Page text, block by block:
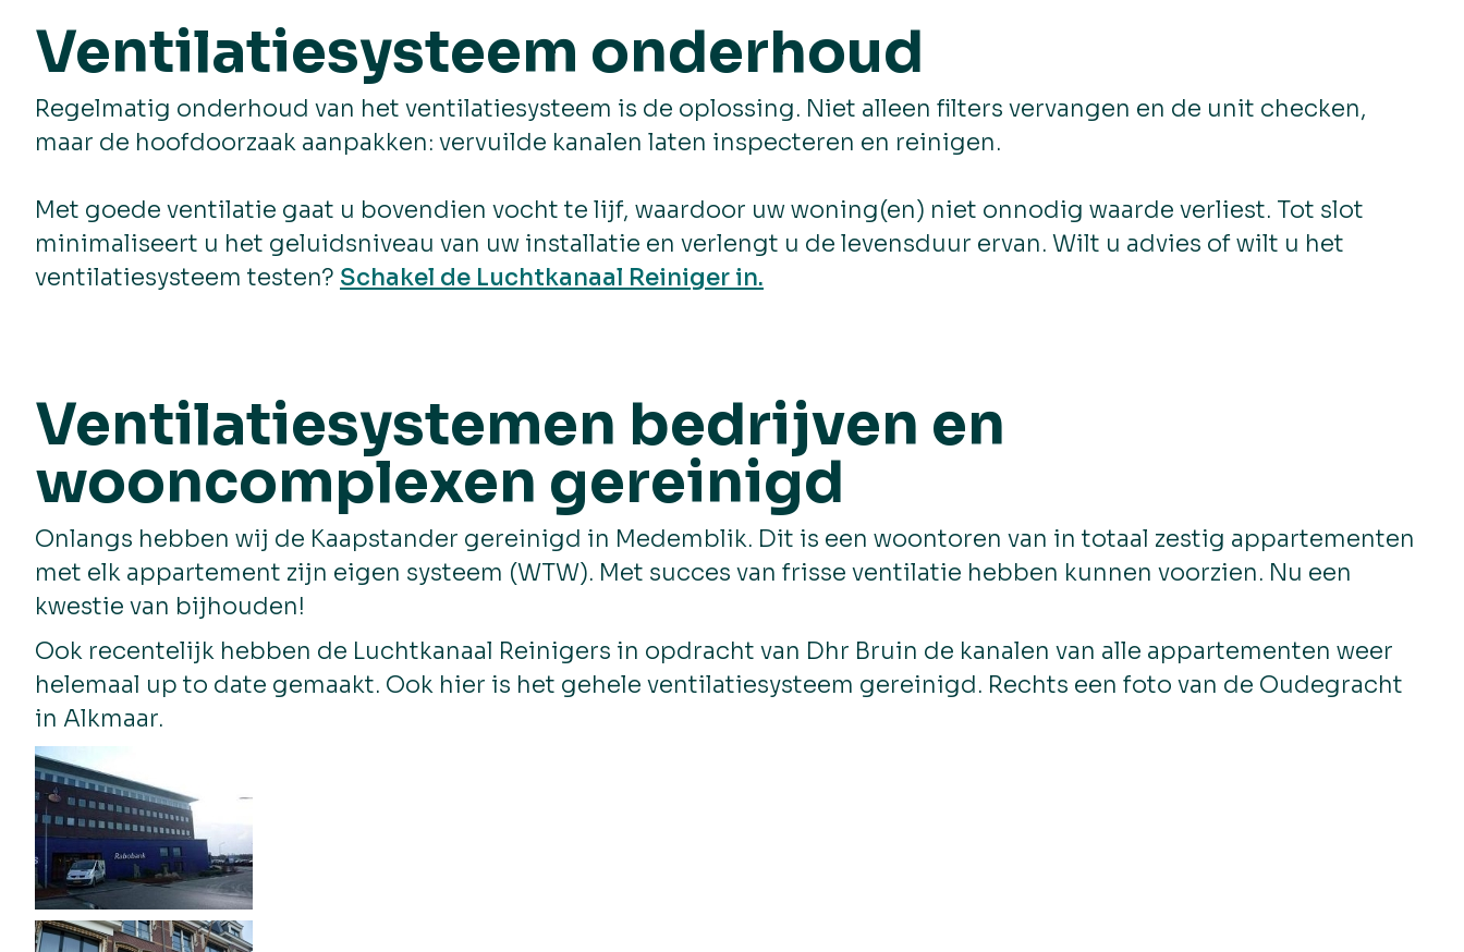
Ventilatiesysteem onderhoud
Regelmatig onderhoud van het ventilatiesysteem is de oplossing. Niet alleen filters vervangen en de unit checken,
maar de hoofdoorzaak aanpakken: vervuilde kanalen laten inspecteren en reinigen.
Met goede ventilatie gaat u bovendien vocht te lijf, waardoor uw woning(en) niet onnodig waarde verliest. Tot slot
minimaliseert u het geluidsniveau van uw installatie en verlengt u de levensduur ervan. Wilt u advies of wilt u het
ventilatiesysteem testen? Schakel de Luchtkanaal Reiniger in.
Ventilatiesystemen bedrijven en
wooncomplexen gereinigd
Onlangs hebben wij de Kaapstander gereinigd in Medemblik. Dit is een woontoren van in totaal zestig appartementen
met elk appartement zijn eigen systeem (WTW). Met succes van frisse ventilatie hebben kunnen voorzien. Nu een
kwestie van bijhouden!
Ook recentelijk hebben de Luchtkanaal Reinigers in opdracht van Dhr Bruin de kanalen van alle appartementen weer
helemaal up to date gemaakt. Ook hier is het gehele ventilatiesysteem gereinigd. Rechts een foto van de Oudegracht
in Alkmaar.